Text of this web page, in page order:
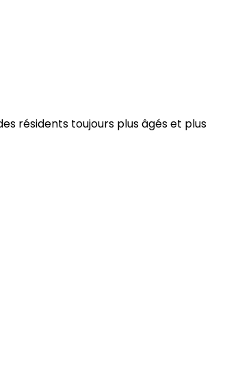
résidents toujours plus âgés et plus